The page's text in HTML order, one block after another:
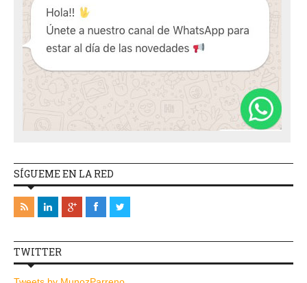
SÍGUEME EN LA RED
TWITTER